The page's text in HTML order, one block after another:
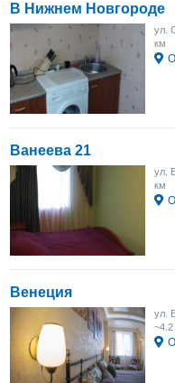
В Нижнем Новгороде
ул.
км
Ванеева 21
ул.
км
Венеция
ул.